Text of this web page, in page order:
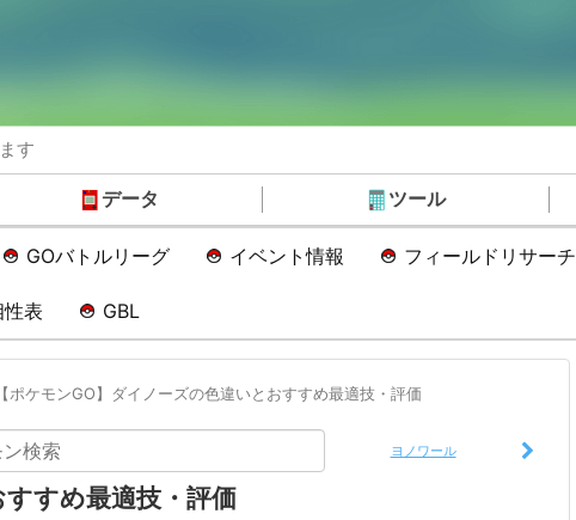
す
データ ツール
GOバトルリーグ イベント情報 フィールドリサーチ
性表 GBL
【ポケモンGO】ダイノーズの色違いとおすすめ最適技・評価
ヨノワール
すめ最適技・評価